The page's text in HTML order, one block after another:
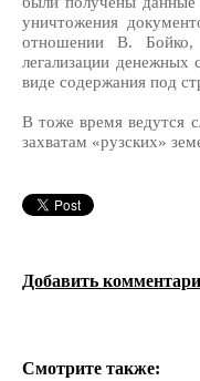
уничтожения
отношении В. Бойко,
легализации денежных
виде содержания под
В тоже время ведутся
захватам «рузских»
Добавить
Смотрите также: